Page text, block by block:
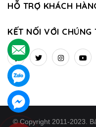
HỖ TRỢ KHÁCH
KẾT NỐI VỚI CHÚNG
© Copyright 2011-2023.
.
.
.